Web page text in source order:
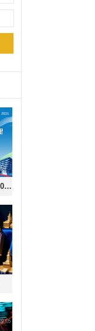
2026年上海城市业余联赛·2026易跑10公里